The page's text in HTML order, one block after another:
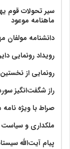
سیر تحولات قوم
ماهنامه موعود
دانشنامه مولفان
رویداد رونمایی
رونمایی از
راز شگفت‌انگیز
صراط با ویژه
ملکداری و سیاست
پیام آیت‌الله